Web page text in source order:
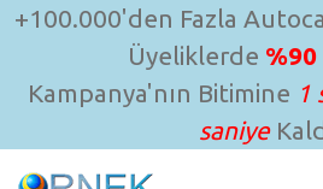
+100.000'den Fazla
Üyeliklerde
Kampanya'nın Bitimine 1
saniye